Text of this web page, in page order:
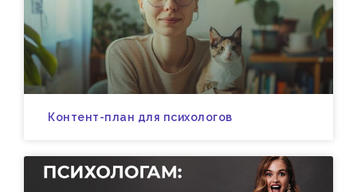
Контент-план для психологов